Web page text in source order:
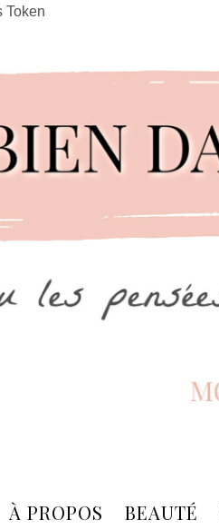
Token
À PROPOS BEAUTÉ